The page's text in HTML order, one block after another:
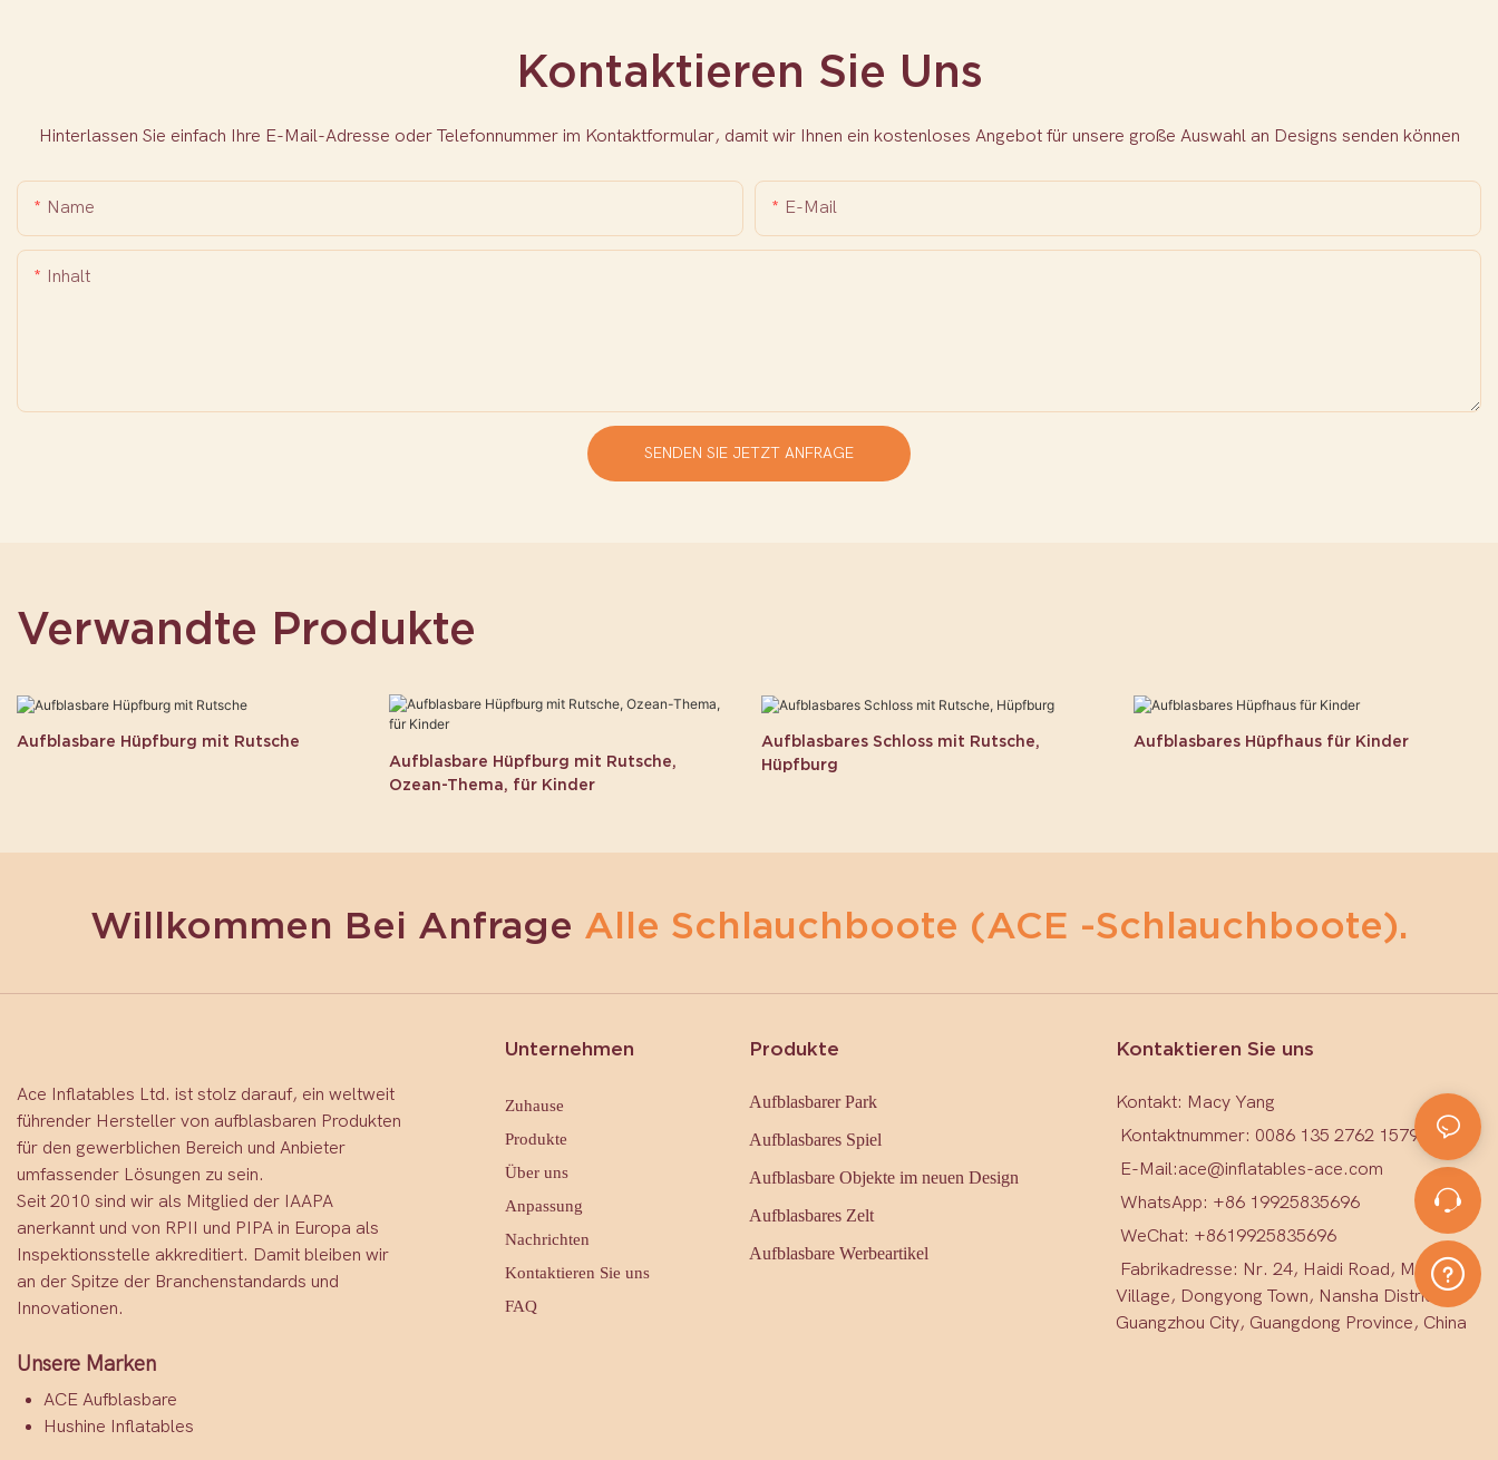
Kontaktieren Sie Uns
Hinterlassen Sie einfach Ihre E-Mail-Adresse oder Telefonnummer im Kontaktformular, damit wir Ihnen ein kostenloses Angebot für unsere große Auswahl an Designs senden können
Name E-Mail
Inhalt
SENDEN SIE JETZT ANFRAGE
Verwandte Produkte
Aufblasbare Hüpfburg mit Rutsche
Aufblasbare Hüpfburg mit Rutsche,
Ozean-Thema, für Kinder
Aufblasbares Schloss mit Rutsche,
Hüpfburg
Aufblasbares Hüpfhaus für Kinder
Willkommen Bei Anfrage Alle Schlauchboote (ACE -Schlauchboote).
Ace Inflatables Ltd. ist stolz darauf, ein weltweit
führender Hersteller von aufblasbaren Produkten
für den gewerblichen Bereich und Anbieter
umfassender Lösungen zu sein.
Seit 2010 sind wir als Mitglied der IAAPA
anerkannt und von RPII und PIPA in Europa als
Inspektionsstelle akkreditiert. Damit bleiben wir
an der Spitze der Branchenstandards und
Innovationen.
Unsere Marken
ACE Aufblasbare
Hushine Inflatables
Unternehmen
Zuhause
Produkte
Über uns
Anpassung
Nachrichten
Kontaktieren Sie uns
FAQ
Produkte
Aufblasbarer Park
Aufblasbares Spiel
Aufblasbare Objekte im neuen Design
Aufblasbares Zelt
Aufblasbare Werbeartikel
Kontaktieren Sie uns
Kontakt: Macy Yang
Kontaktnummer: 0086 135 2762 1579
E-Mail:ace@inflatables-ace.com
WhatsApp: +86 19925835696
WeChat: +8619925835696
Fabrikadresse: Nr. 24, Haidi Road, Mark
Village, Dongyong Town, Nansha District,
Guangzhou City, Guangdong Province, China